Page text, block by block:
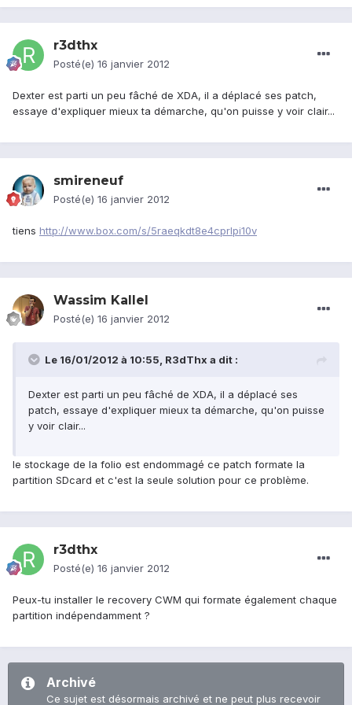
r3dthx
Posté(e) 16 janvier 2012
Dexter est parti un peu fâché de XDA, il a déplacé ses patch,
essaye d'expliquer mieux ta démarche, qu'on puisse y voir clair...
smireneuf
Posté(e) 16 janvier 2012
tiens http://www.box.com/s/5raeqkdt8e4cprlpi10v
Wassim Kallel
Posté(e) 16 janvier 2012
Le 16/01/2012 à 10:55, R3dThx a dit :
Dexter est parti un peu fâché de XDA, il a déplacé ses
patch, essaye d'expliquer mieux ta démarche, qu'on puisse
y voir clair...
le stockage de la folio est endommagé ce patch formate la
partition SDcard et c'est la seule solution pour ce problème.
r3dthx
Posté(e) 16 janvier 2012
Peux-tu installer le recovery CWM qui formate également chaque
partition indépendamment ?
Archivé
Ce sujet est désormais archivé et ne peut plus recevoir